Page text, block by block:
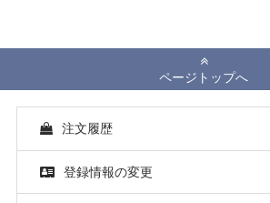
ページトップへ
注文履歴
登録情報の変更